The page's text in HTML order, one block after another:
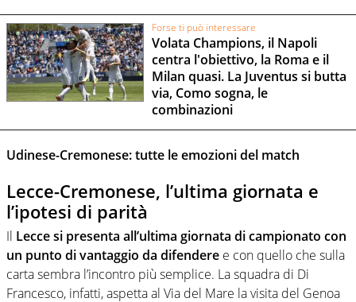
Forse ti può interessare
Volata Champions, il Napoli
centra l'obiettivo, la Roma e il
Milan quasi. La Juventus si butta
via, Como sogna, le
combinazioni
Udinese-Cremonese: tutte le emozioni del match
Lecce-Cremonese, l’ultima giornata e
l’ipotesi di parità
Il Lecce si presenta all’ultima giornata di campionato con
un punto di vantaggio da difendere e con quello che sulla
carta sembra l’incontro più semplice. La squadra di Di
Francesco, infatti, aspetta al Via del Mare la visita del Genoa